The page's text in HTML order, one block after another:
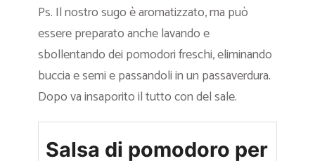
Ps. Il nostro sugo è aromatizzato, ma può
essere preparato anche lavando e
sbollentando dei pomodori freschi, eliminando
buccia e semi e passandoli in un passaverdura.
Dopo va insaporito il tutto con del sale.
Salsa di pomodoro per